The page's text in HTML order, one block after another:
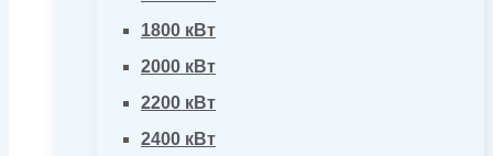
1800 кВт
2000 кВт
2200 кВт
2400 кВт